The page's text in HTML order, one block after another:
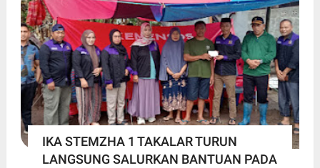
IKA STEMZHA 1 TAKALAR TURUN
LANGSUNG SALURKAN BANTUAN PADA